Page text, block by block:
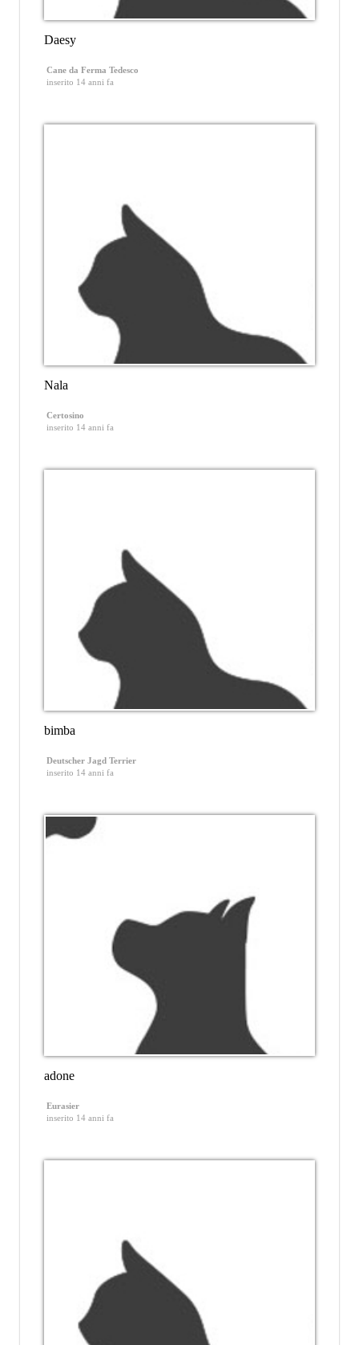
Daesy
Cane da Ferma Tedesco
inserito 14 anni fa
Nala
Certosino
inserito 14 anni fa
bimba
Deutscher Jagd Terrier
inserito 14 anni fa
adone
Eurasier
inserito 14 anni fa